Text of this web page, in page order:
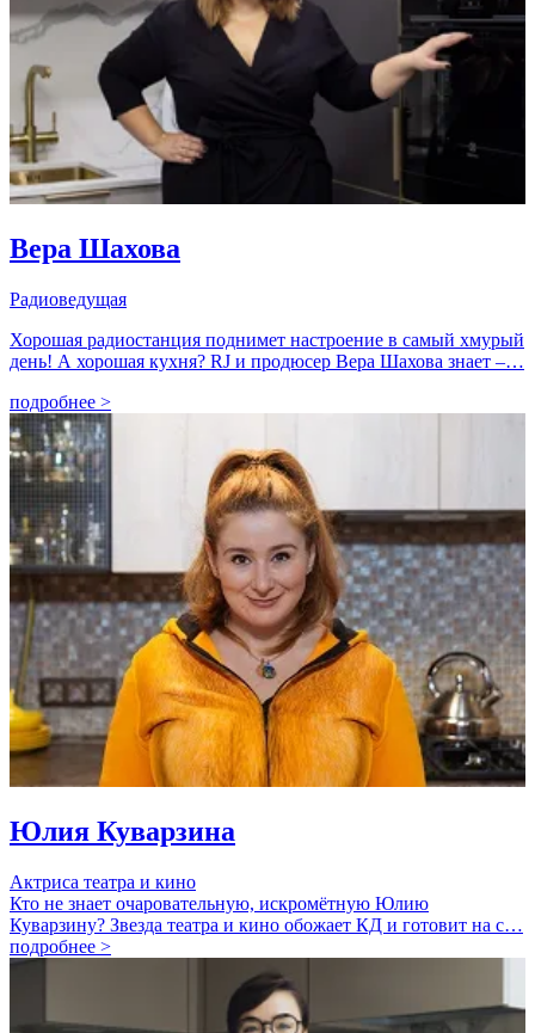
Вера Шахова
Радиоведущая
Хорошая радиостанция поднимет настроение в самый хмурый
день! А хорошая кухня? RJ и продюсер Вера Шахова знает –…
подробнее >
Юлия Куварзина
Актриса театра и кино
Кто не знает очаровательную, искромётную Юлию
Куварзину? Звезда театра и кино обожает КД и готовит на с…
подробнее >